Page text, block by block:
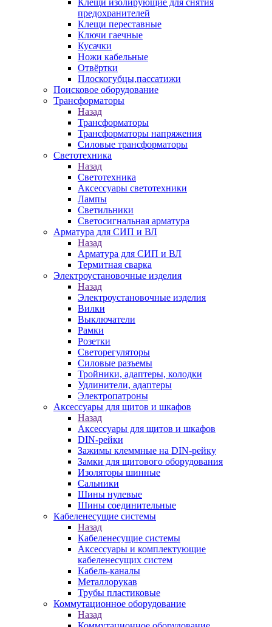
Клещи изолирующие для снятия
предохранителей
Клещи переставные
Ключи гаечные
Кусачки
Ножи кабельные
Отвёртки
Плоскогубцы,пассатижи
Поисковое оборудование
Трансформаторы
Назад
Трансформаторы
Трансформаторы напряжения
Силовые трансформаторы
Светотехника
Назад
Светотехника
Аксессуары светотехники
Лампы
Светильники
Светосигнальная арматура
Арматура для СИП и ВЛ
Назад
Арматура для СИП и ВЛ
Термитная сварка
Электроустановочные изделия
Назад
Электроустановочные изделия
Вилки
Выключатели
Рамки
Розетки
Светорегуляторы
Силовые разъемы
Тройники, адаптеры, колодки
Удлинители, адаптеры
Электропатроны
Аксессуары для щитов и шкафов
Назад
Аксессуары для щитов и шкафов
DIN-рейки
Зажимы клеммные на DIN-рейку
Замки для щитового оборудования
Изоляторы шинные
Сальники
Шины нулевые
Шины соединительные
Кабеленесущие системы
Назад
Кабеленесущие системы
Аксессуары и комплектующие
кабеленесущих систем
Кабель-каналы
Металлорукав
Трубы пластиковые
Коммутационное оборудование
Назад